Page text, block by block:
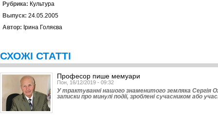
Рубрика: Культура
Выпуск: 24.05.2005
Автор: Ірина Голяєва
СХОЖІ СТАТТІ
Професор пише мемуари
Пон, 16/12/2019 - 09:32
У трактуванні нашого знаменитого земляка Сергія
записки про минулі події, зроблені сучасником або